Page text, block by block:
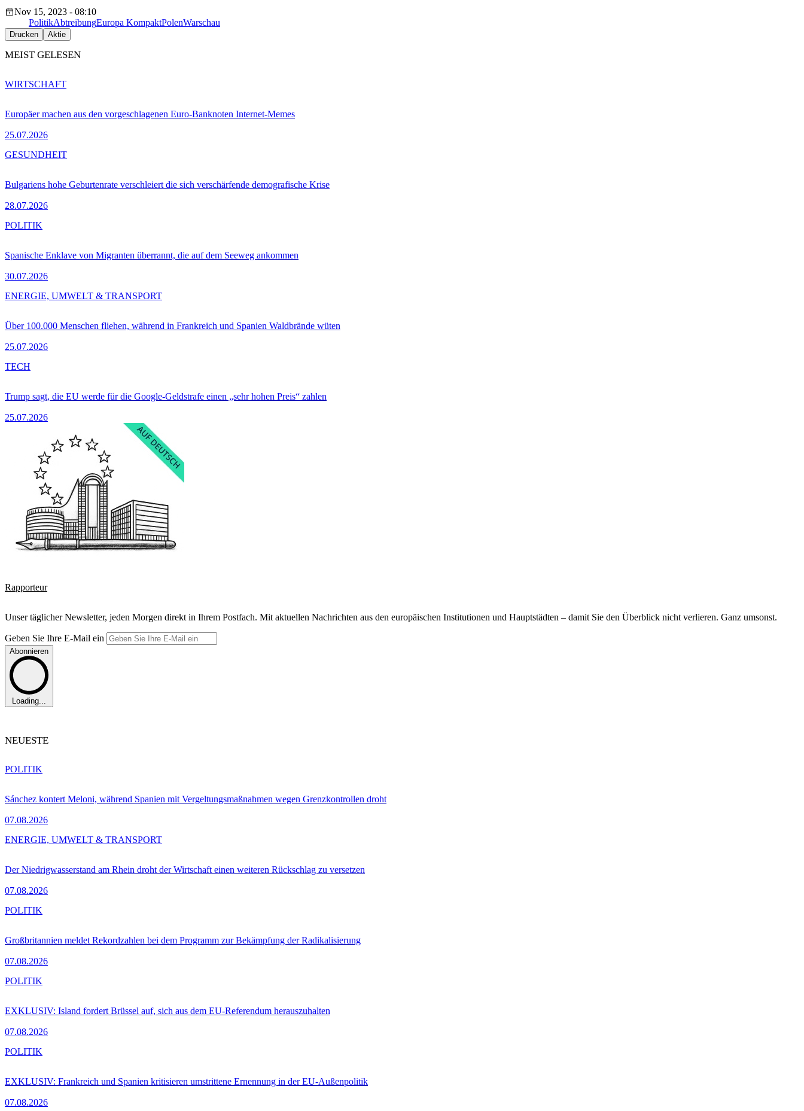
Nov 15, 2023 - 08:10
PolitikAbtreibungEuropa KompaktPolenWarschau
Drucken Aktie
MEIST GELESEN
Europäer machen aus den vorgeschlagenen Euro-Banknoten Internet-Memes
25.07.2026
WIRTSCHAFT
Bulgariens hohe Geburtenrate verschleiert die sich verschärfende demografische Krise
28.07.2026
GESUNDHEIT
Spanische Enklave von Migranten überrannt, die auf dem Seeweg ankommen
30.07.2026
POLITIK
Über 100.000 Menschen fliehen, während in Frankreich und Spanien Waldbrände wüten
25.07.2026
ENERGIE, UMWELT & TRANSPORT
Trump sagt, die EU werde für die Google-Geldstrafe einen „sehr hohen Preis“ zahlen
25.07.2026
TECH
Rapporteur
Unser täglicher Newsletter, jeden Morgen direkt in Ihrem Postfach. Mit aktuellen Nachrichten aus den europäischen Institutionen und Hauptstädten – damit Sie den Überblick nicht verlieren. Ganz umsonst.
Geben Sie Ihre E-Mail ein
Abonnieren
Loading...
NEUESTE
Sánchez kontert Meloni, während Spanien mit Vergeltungsmaßnahmen wegen Grenzkontrollen droht
07.08.2026
POLITIK
Der Niedrigwasserstand am Rhein droht der Wirtschaft einen weiteren Rückschlag zu versetzen
07.08.2026
ENERGIE, UMWELT & TRANSPORT
Großbritannien meldet Rekordzahlen bei dem Programm zur Bekämpfung der Radikalisierung
07.08.2026
POLITIK
EXKLUSIV: Island fordert Brüssel auf, sich aus dem EU-Referendum herauszuhalten
07.08.2026
POLITIK
EXKLUSIV: Frankreich und Spanien kritisieren umstrittene Ernennung in der EU-Außenpolitik
07.08.2026
POLITIK